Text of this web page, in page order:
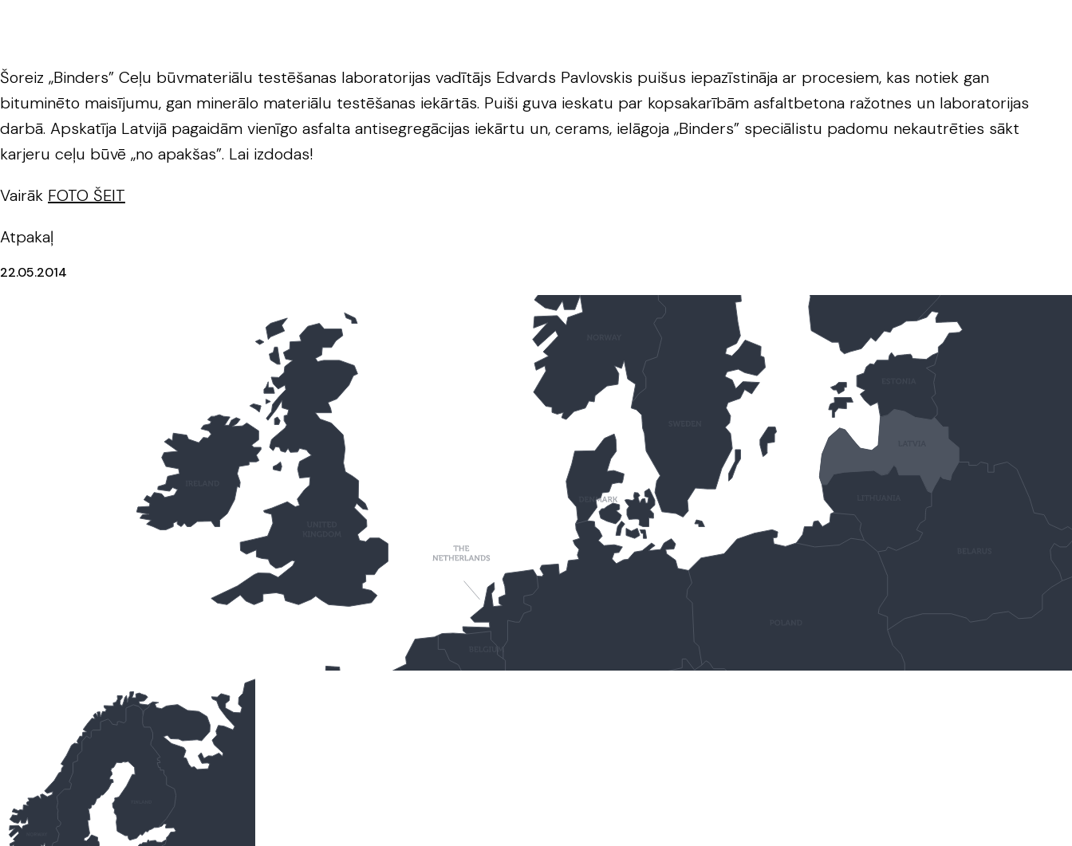
Šoreiz „Binders” Ceļu būvmateriālu testēšanas laboratorijas vadītājs Edvards Pavlovskis puišus iepazīstināja ar procesiem, kas notiek gan
bituminēto maisījumu, gan minerālo materiālu testēšanas iekārtās. Puiši guva ieskatu par kopsakarībām asfaltbetona ražotnes un laboratorijas
darbā. Apskatīja Latvijā pagaidām vienīgo asfalta antisegregācijas iekārtu un, cerams, ielāgoja „Binders” speciālistu padomu nekautrēties sākt
karjeru ceļu būvē „no apakšas”. Lai izdodas!
Vairāk FOTO ŠEIT
Atpakaļ
22.05.2014